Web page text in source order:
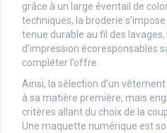
grâce à un large éventail de
techniques, la broderie
tenue durable au fil des
d’impression écoresponsables
compléter l’offre.
Ainsi, la sélection d’un
à sa matière première, mais
critères allant du choix de la
Une maquette numérique est